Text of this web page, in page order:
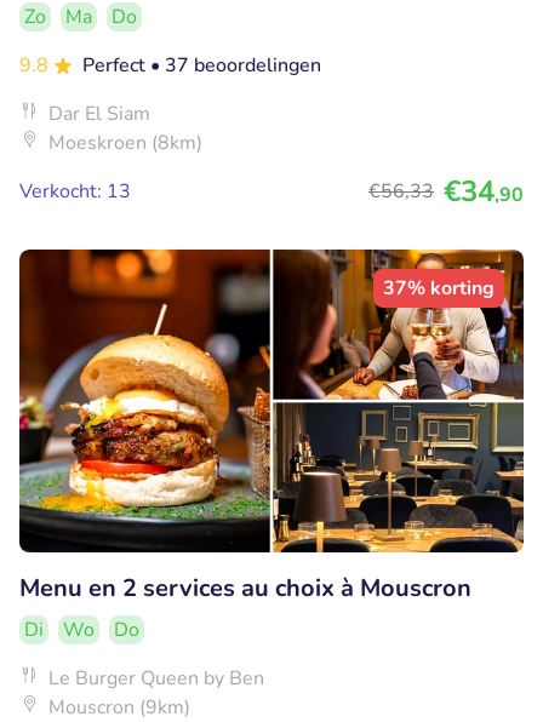
Zo Ma
Do
9.8
Perfect • 37 beoordelingen
Dar El Siam
Moeskroen (8km)
Verkocht: 13
€56,33 €34,90
37% korting
Menu en 2 services au choix à Mouscron
Di Wo
Do
Le Burger Queen by Ben
Mouscron (9km)